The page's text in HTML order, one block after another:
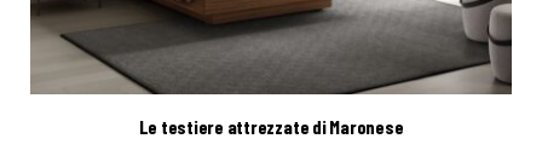
Le testiere attrezzate di Maronese